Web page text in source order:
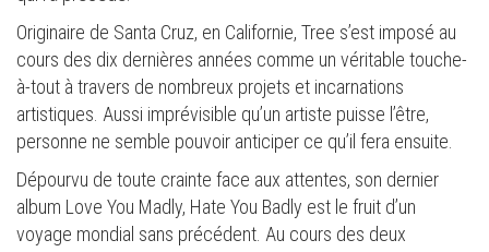
Originaire de Santa Cruz, en Californie, Tree s’est imposé au
cours des dix dernières années comme un véritable touche-
à-tout à travers de nombreux projets et incarnations
artistiques. Aussi imprévisible qu’un artiste puisse l’être,
personne ne semble pouvoir anticiper ce qu’il fera ensuite.
Dépourvu de toute crainte face aux attentes, son dernier
album Love You Madly, Hate You Badly est le fruit d’un
voyage mondial sans précédent. Au cours des deux